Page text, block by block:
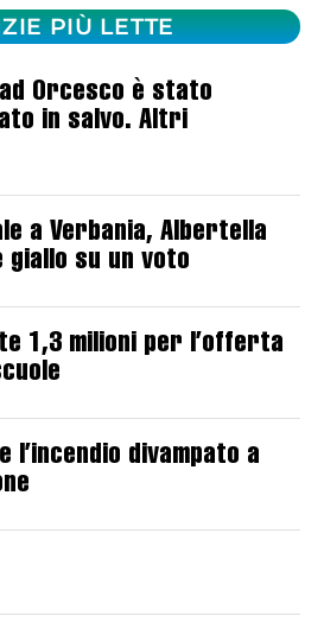
PIÙ LETTE
Orcesco è stato
in salvo. Altri
a Verbania, Albertella
giallo su un voto
1,3 milioni per l’offerta
l’incendio divampato a